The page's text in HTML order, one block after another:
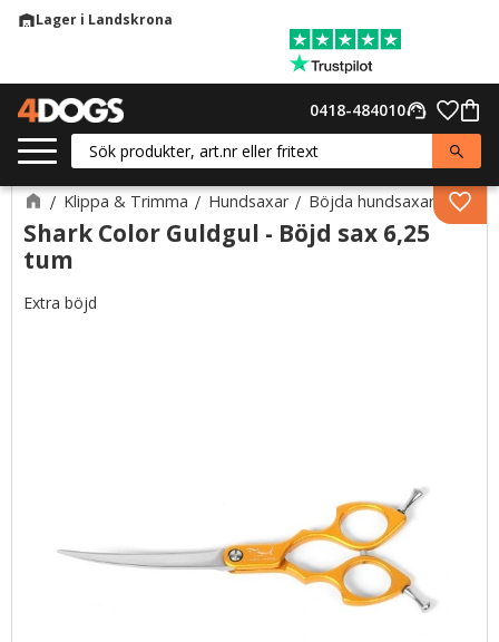
warehouseLager i Landskrona
support_agent
0418-484010
Klippa & Trimma Hundsaxar Böjda hundsaxar
Shark Color Guldgul - Böjd sax 6,25
tum
Extra böjd